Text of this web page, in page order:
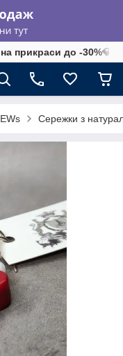
прикраси до -30%💎
Сережки з